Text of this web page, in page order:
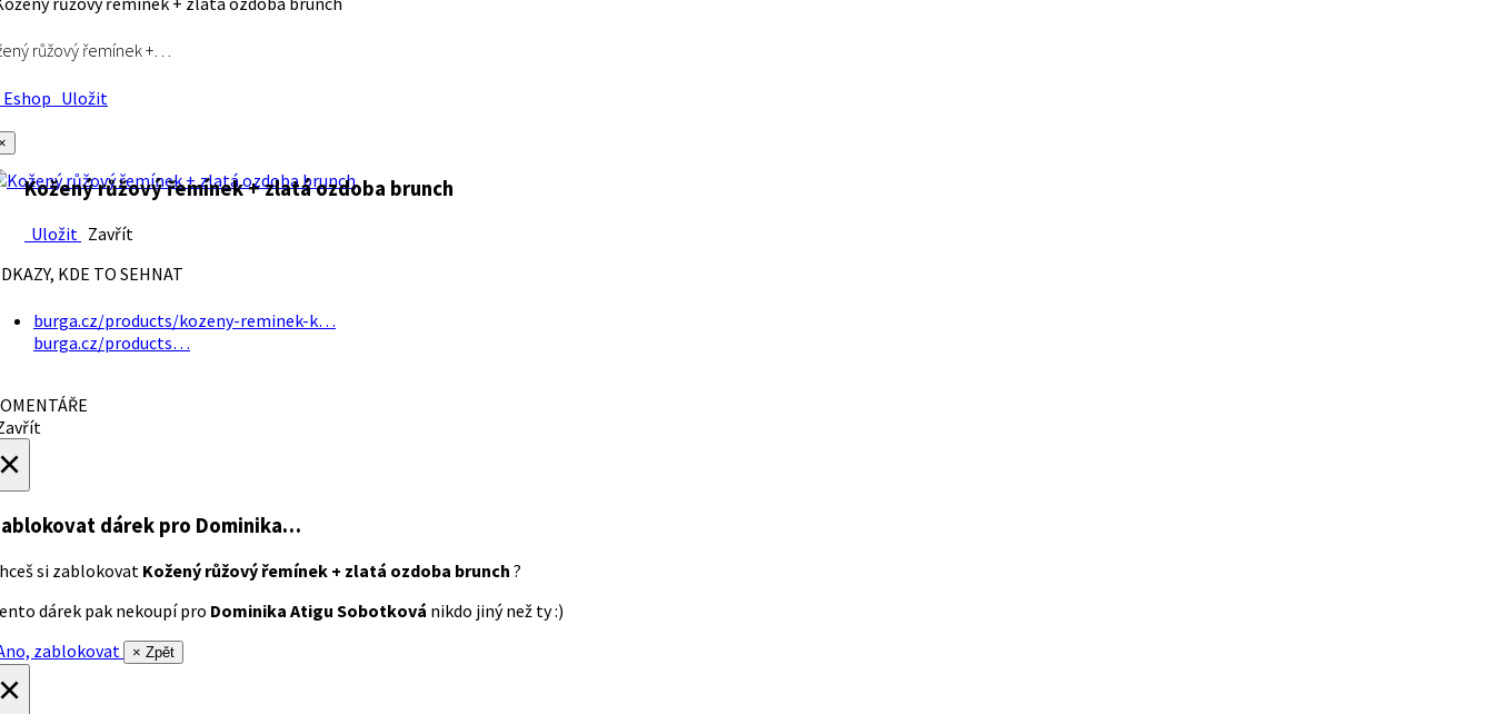
růžový řemínek +…
Uložit
Kožený růžový řemínek + zlatá ozdoba brunch
Uložit Zavřít
KDE TO SEHNAT
burga.cz/products/kozeny-reminek-k…
burga.cz/products…
dárek pro Dominika…
si zablokovat Kožený růžový řemínek + zlatá ozdoba brunch ?
dárek pak nekoupí pro Dominika Atigu Sobotková nikdo jiný než ty :)
zablokovat
× Zpět